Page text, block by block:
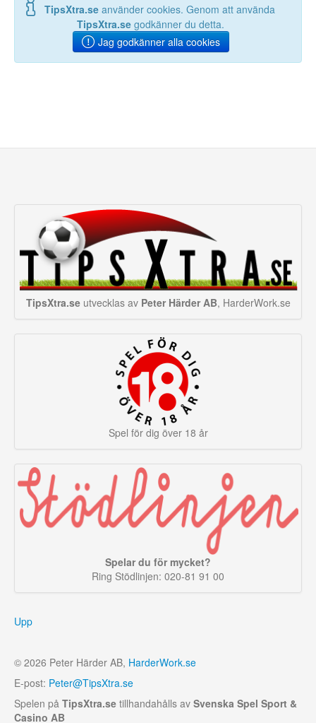
TipsXtra.se använder cookies. Genom att använda
TipsXtra.se godkänner du detta.
Jag godkänner alla cookies
TipsXtra.seutvecklas av Peter Härder AB, HarderWork.se
Spel för dig över 18 år
Spelar du för mycket?
Ring Stödlinjen: 020-81 91 00
Upp
© 2026 Peter Härder AB, HarderWork.se
E-post: Peter@TipsXtra.se
Spelen på TipsXtra.se tillhandahålls av Svenska Spel Sport &
Casino AB